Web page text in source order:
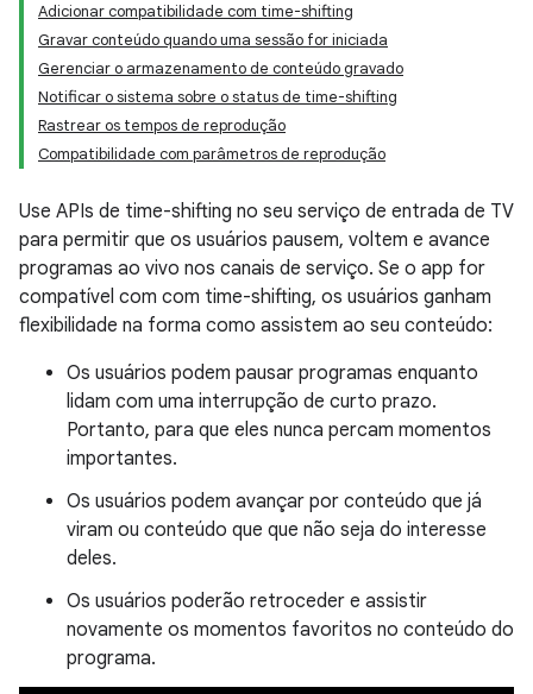
Adicionar compatibilidade com time-shifting
Gravar conteúdo quando uma sessão for iniciada
Gerenciar o armazenamento de conteúdo gravado
Notificar o sistema sobre o status de time-shifting
Rastrear os tempos de reprodução
Compatibilidade com parâmetros de reprodução
Use APIs de time-shifting no seu serviço de entrada de TV
para permitir que os usuários pausem, voltem e avance
programas ao vivo nos canais de serviço. Se o app for
compatível com com time-shifting, os usuários ganham
flexibilidade na forma como assistem ao seu conteúdo:
Os usuários podem pausar programas enquanto
lidam com uma interrupção de curto prazo.
Portanto, para que eles nunca percam momentos
importantes.
Os usuários podem avançar por conteúdo que já
viram ou conteúdo que que não seja do interesse
deles.
Os usuários poderão retroceder e assistir
novamente os momentos favoritos no conteúdo do
programa.